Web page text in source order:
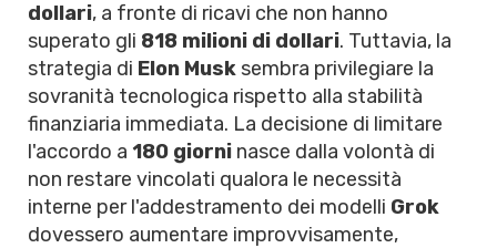
dollari, a fronte di ricavi che non hanno
superato gli 818 milioni di dollari. Tuttavia, la
strategia di Elon Musk sembra privilegiare la
sovranità tecnologica rispetto alla stabilità
finanziaria immediata. La decisione di limitare
l'accordo a 180 giorni nasce dalla volontà di
non restare vincolati qualora le necessità
interne per l'addestramento dei modelli Grok
dovessero aumentare improvvisamente,